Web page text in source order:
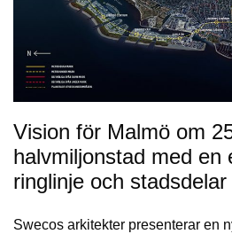
Vision för Malmö om
halvmiljonstad med en
ringlinje och
Swecos arkitekter presenterar en